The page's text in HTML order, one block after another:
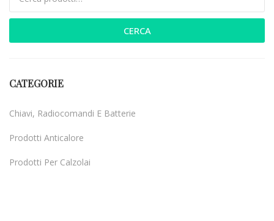
CERCA
CATEGORIE
Chiavi, Radiocomandi E Batterie
Prodotti Anticalore
Prodotti Per Calzolai